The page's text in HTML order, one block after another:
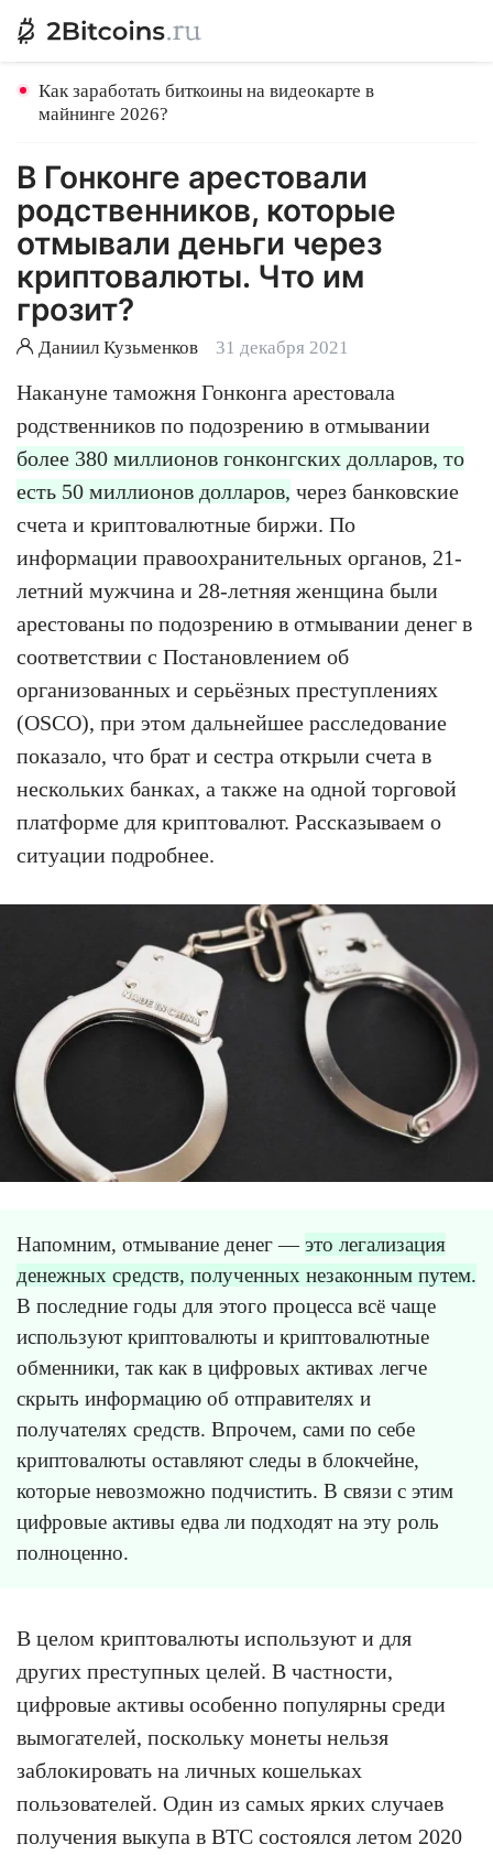
Как заработать биткоины на видеокарте в
майнинге 2026?
В Гонконге арестовали
родственников, которые
отмывали деньги через
криптовалюты. Что им
грозит?
Даниил Кузьменков 31 декабря 2021
Накануне таможня Гонконга арестовала
родственников по подозрению в отмывании
более 380 миллионов гонконгских долларов, то
есть 50 миллионов долларов, через банковские
счета и криптовалютные биржи. По
информации правоохранительных органов, 21-
летний мужчина и 28-летняя женщина были
арестованы по подозрению в отмывании денег в
соответствии с Постановлением об
организованных и серьёзных преступлениях
(OSCO), при этом дальнейшее расследование
показало, что брат и сестра открыли счета в
нескольких банках, а также на одной торговой
платформе для криптовалют. Рассказываем о
ситуации подробнее.
Напомним, отмывание денег —это легализация
денежных средств, полученных незаконным путем.
В последние годы для этого процесса всё чаще
используют криптовалюты и криптовалютные
обменники, так как в цифровых активах легче
скрыть информацию об отправителях и
получателях средств. Впрочем, сами по себе
криптовалюты оставляют следы в блокчейне,
которые невозможно подчистить. В связи с этим
цифровые активы едва ли подходят на эту роль
полноценно.
В целом криптовалюты используют и для
других преступных целей. В частности,
цифровые активы особенно популярны среди
вымогателей, поскольку монеты нельзя
заблокировать на личных кошельках
пользователей. Один из самых ярких случаев
получения выкупа в BTC состоялся летом 2020